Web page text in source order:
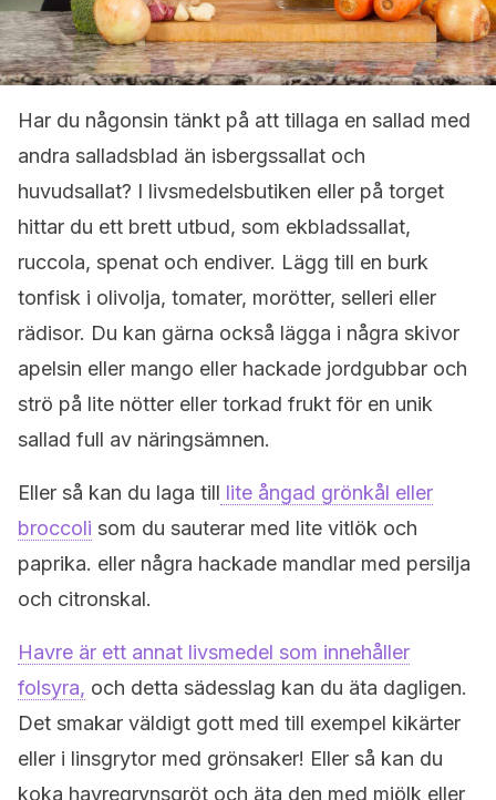
Har du någonsin tänkt på att tillaga en sallad med
andra salladsblad än isbergssallat och
huvudsallat? I livsmedelsbutiken eller på torget
hittar du ett brett utbud, som ekbladssallat,
ruccola, spenat och endiver. Lägg till en burk
tonfisk i olivolja, tomater, morötter, selleri eller
rädisor. Du kan gärna också lägga i några skivor
apelsin eller mango eller hackade jordgubbar och
strö på lite nötter eller torkad frukt för en unik
sallad full av näringsämnen.
Eller så kan du laga till lite ångad grönkål eller
broccoli som du sauterar med lite vitlök och
paprika. eller några hackade mandlar med persilja
och citronskal.
Havre är ett annat livsmedel som innehåller
folsyra, och detta sädesslag kan du äta dagligen.
Det smakar väldigt gott med till exempel kikärter
eller i linsgrytor med grönsaker! Eller så kan du
koka havregrynsgröt och äta den med mjölk eller